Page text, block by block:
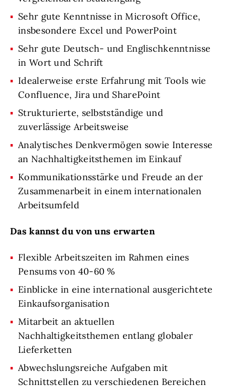
Sehr gute Kenntnisse in Microsoft Office,
insbesondere Excel und PowerPoint
Sehr gute Deutsch- und Englischkenntnisse
in Wort und Schrift
Idealerweise erste Erfahrung mit Tools wie
Confluence, Jira und SharePoint
Strukturierte, selbstständige und
zuverlässige Arbeitsweise
Analytisches Denkvermögen sowie Interesse
an Nachhaltigkeitsthemen im Einkauf
Kommunikationsstärke und Freude an der
Zusammenarbeit in einem internationalen
Arbeitsumfeld
Das kannst du von uns erwarten
Flexible Arbeitszeiten im Rahmen eines
Pensums von 40-60 %
Einblicke in eine international ausgerichtete
Einkaufsorganisation
Mitarbeit an aktuellen
Nachhaltigkeitsthemen entlang globaler
Lieferketten
Abwechslungsreiche Aufgaben mit
Schnittstellen zu verschiedenen Bereichen